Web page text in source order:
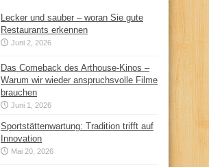
Lecker und sauber – woran Sie gute
Restaurants erkennen
Juni 2, 2026
Das Comeback des Arthouse-Kinos –
Warum wir wieder anspruchsvolle Filme
brauchen
Juni 1, 2026
Sportstättenwartung: Tradition trifft auf
Innovation
Mai 20, 2026